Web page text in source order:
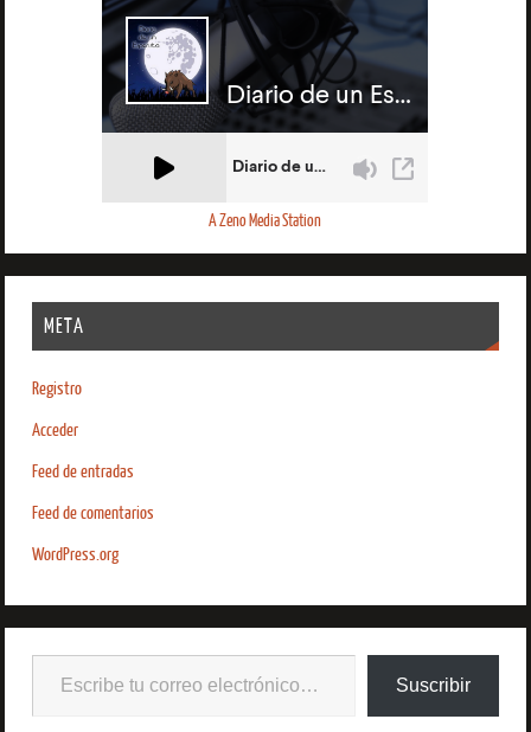
A Zeno Media Station
META
Registro
Acceder
Feed de entradas
Feed de comentarios
WordPress.org
Suscribir